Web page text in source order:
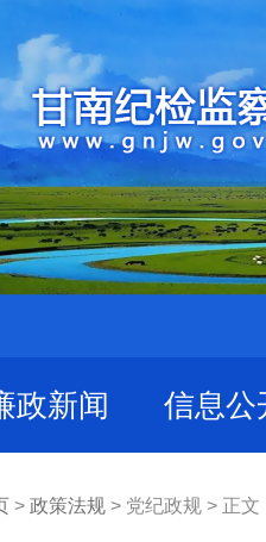
政新闻 信息公
> 政策法规 > 党纪政规 > 正文